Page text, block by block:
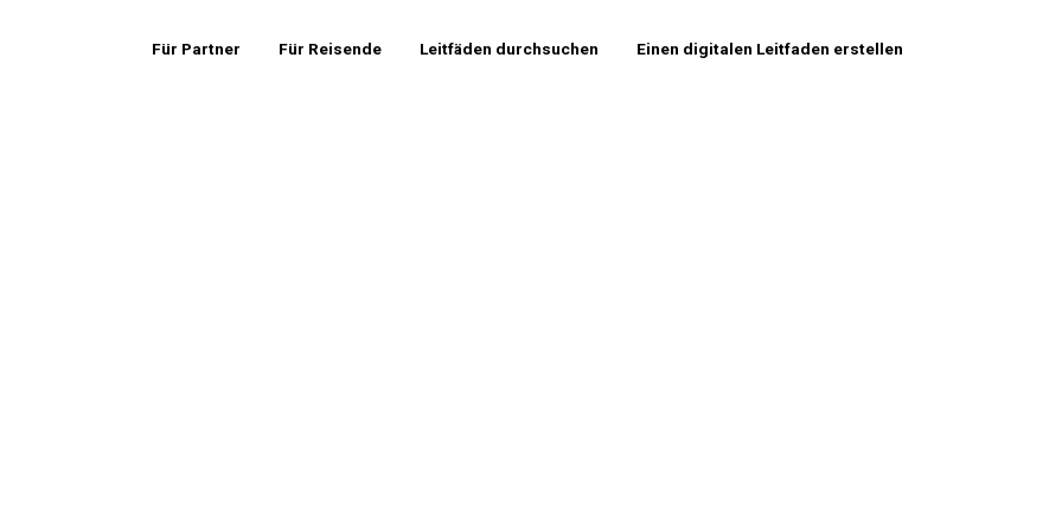
Für Partner Für Reisende Leitfäden durchsuchen Einen digitalen Leitfaden erstellen